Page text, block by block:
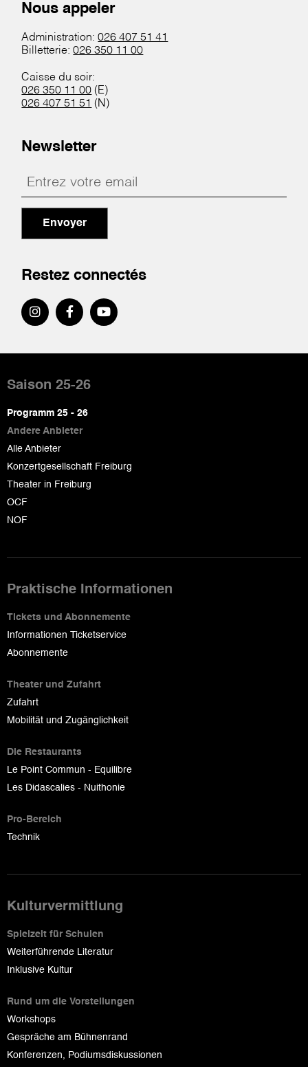
Nous appeler
Administration:026 407 51 41
Billetterie:026 350 11 00
Caisse du soir:
026 350 11 00 (E)
026 407 51 51 (N)
Newsletter
Envoyer
Restez connectés
de
page
Saison 25-26
Programm 25 - 26
Andere Anbieter
Alle Anbieter
Konzertgesellschaft Freiburg
Theater in Freiburg
OCF
NOF
Praktische Informationen
Tickets und Abonnemente
Informationen Ticketservice
Abonnemente
Theater und Zufahrt
Zufahrt
Mobilität und Zugänglichkeit
Die Restaurants
Le Point Commun - Equilibre
Les Didascalies - Nuithonie
Pro-Bereich
Technik
Kulturvermittlung
Spielzeit für Schulen
Weiterführende Literatur
Inklusive Kultur
Rund um die Vorstellungen
Workshops
Gespräche am Bühnenrand
Konferenzen, Podiumsdiskussionen